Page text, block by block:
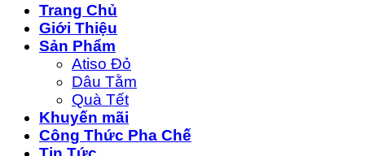
Trang Chủ
Giới Thiệu
Sản Phẩm
Atiso Đỏ
Dâu Tằm
Quà Tết
Khuyến mãi
Công Thức Pha Chế